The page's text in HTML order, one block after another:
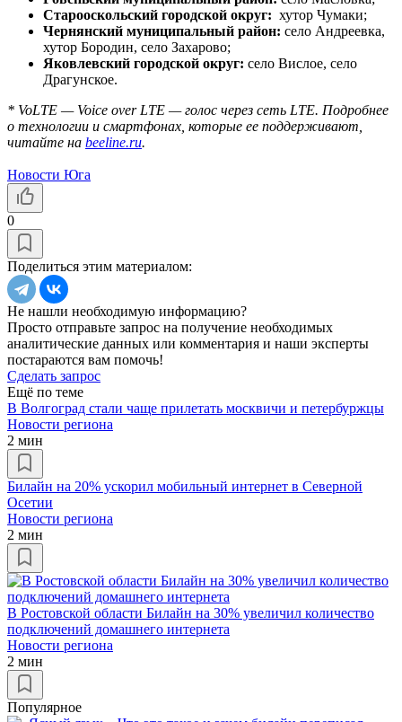
Старооскольский городской округ: хутор Чумаки;
Чернянский муниципальный район: село Андреевка,
хутор Бородин, село Захарово;
Яковлевский городской округ: село Вислое, село
Драгунское.
* VoLTE — Voice over LTE — голос через сеть LTE. Подробнее
о технологии и смартфонах, которые ее поддерживают,
читайте на beeline.ru.
Новости Юга
0
Поделиться этим материалом:
Не нашли необходимую информацию?
Просто отправьте запрос на получение необходимых
аналитические данных или комментария и наши эксперты
постараются вам помочь!
Сделать запрос
Ещё по теме
В Волгоград стали чаще прилетать москвичи и петербуржцы
Новости региона
2 мин
Билайн на 20% ускорил мобильный интернет в Северной
Осетии
Новости региона
2 мин
В Ростовской области Билайн на 30% увеличил количество
подключений домашнего интернета
Новости региона
2 мин
Популярное